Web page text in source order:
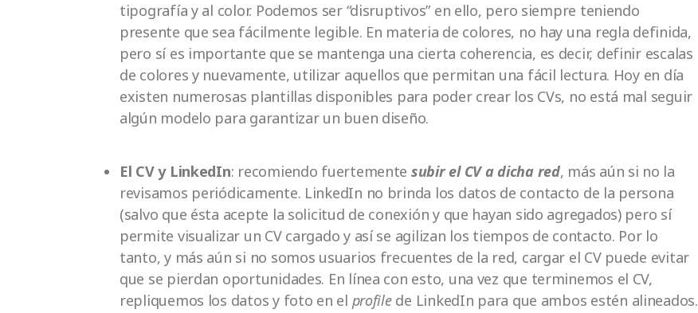
tipografía y al color. Podemos ser “disruptivos” en ello, pero siempre teniendo
presente que sea fácilmente legible. En materia de colores, no hay una regla definida,
pero sí es importante que se mantenga una cierta coherencia, es decir, definir escalas
de colores y nuevamente, utilizar aquellos que permitan una fácil lectura. Hoy en día
existen numerosas plantillas disponibles para poder crear los CVs, no está mal seguir
algún modelo para garantizar un buen diseño.
El CV y LinkedIn: recomiendo fuertemente subir el CV a dicha red, más aún si no la
revisamos periódicamente. LinkedIn no brinda los datos de contacto de la persona
(salvo que ésta acepte la solicitud de conexión y que hayan sido agregados) pero sí
permite visualizar un CV cargado y así se agilizan los tiempos de contacto. Por lo
tanto, y más aún si no somos usuarios frecuentes de la red, cargar el CV puede evitar
que se pierdan oportunidades. En línea con esto, una vez que terminemos el CV,
repliquemos los datos y foto en el profilede LinkedIn para que ambos estén alineados.